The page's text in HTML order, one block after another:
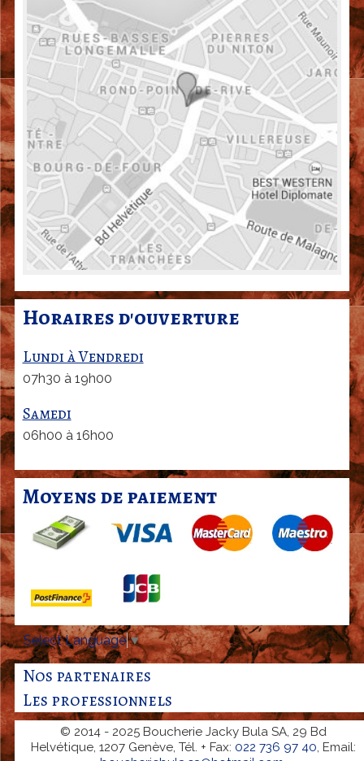
h
a
r
d
|
G
e
n
è
v
e
Horaires d'ouverture
Lundi à Vendredi
07h30 à 19h00
Samedi
06h00 à 16h00
Moyens de paiement
Select Language▼
Nos partenaires
Les professionnels
© 2014 - 2025 Boucherie Jacky Bula SA, 29 Bd
Helvétique, 1207 Genève, Tél. + Fax: 022 736 97 40, Email: